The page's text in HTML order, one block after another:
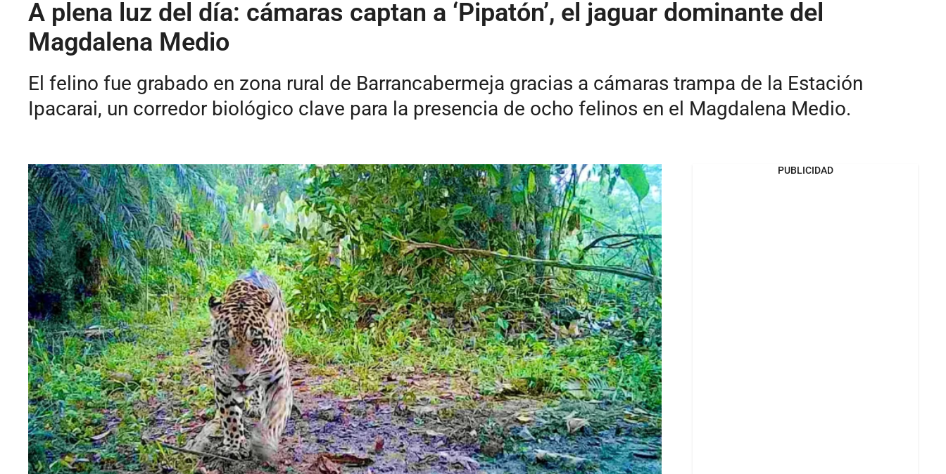
A plena luz del día: cámaras captan a ‘Pipatón’, el jaguar dominante del
Magdalena Medio
El felino fue grabado en zona rural de Barrancabermeja gracias a cámaras trampa de la Estación
Ipacarai, un corredor biológico clave para la presencia de ocho felinos en el Magdalena Medio.
PUBLICIDAD